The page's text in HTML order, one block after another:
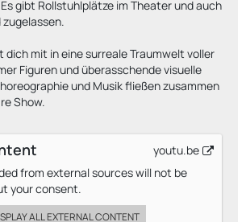
gibt Rollstuhlplätze im Theater und auch
dich mit in eine surreale Traumwelt voller
Figuren und überasschende visuelle
und Musik fließen zusammen
Show.
youtu.be
from external sources will not be
your consent.
ALL EXTERNAL CONTENT